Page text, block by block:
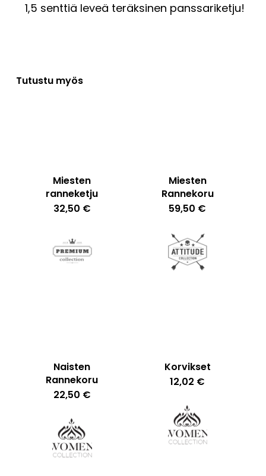
Ostoskori on tyhjä.
Go To Shop
1,5 senttiä leveä teräksinen panssariketju!
Tutustu myös
Miesten
ranneketju
32,50 €
Miesten
Rannekoru
59,50 €
Naisten
Rannekoru
22,50 €
Korvikset
12,02 €